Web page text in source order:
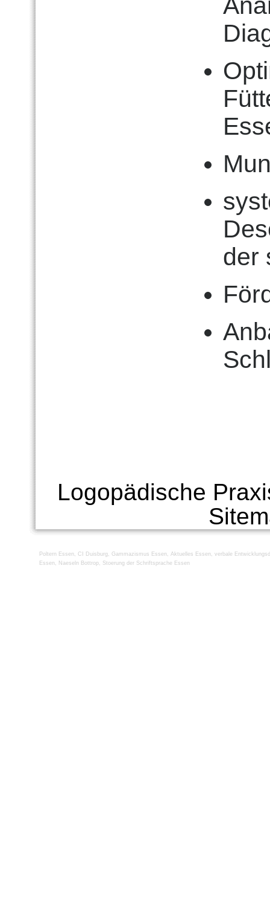
der
Logopädische
Poltern Essen , CI Duisburg , Gammazismus Essen , Aktuelles Essen , verbale
Essen , Naeseln Bottrop, Stoerung der Schriftsprache Essen